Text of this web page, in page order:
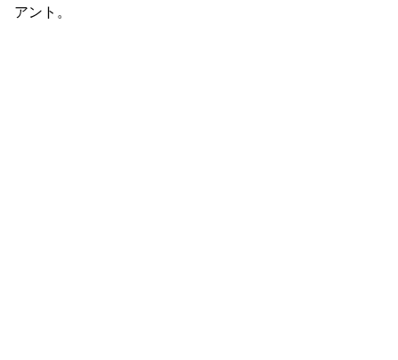
アント。